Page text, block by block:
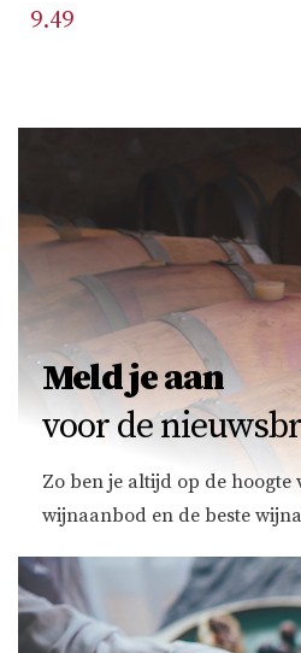
9.49
Meld je aan
voor de
Zo ben je altijd op de hoogte
wijnaanbod en de beste